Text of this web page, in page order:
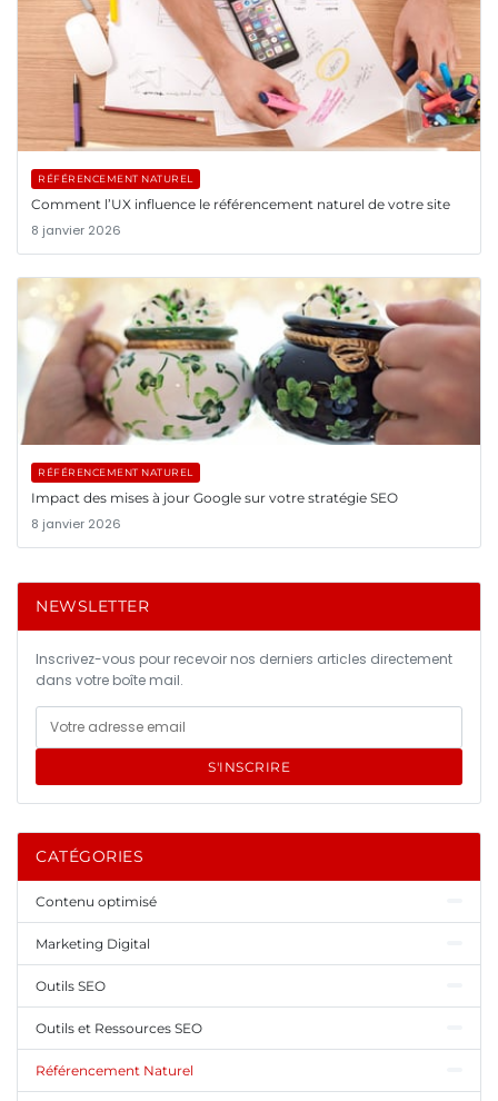
RÉFÉRENCEMENT NATUREL
Comment l’UX influence le référencement naturel de votre site
8 janvier 2026
RÉFÉRENCEMENT NATUREL
Impact des mises à jour Google sur votre stratégie SEO
8 janvier 2026
NEWSLETTER
Inscrivez-vous pour recevoir nos derniers articles directement
dans votre boîte mail.
S'INSCRIRE
CATÉGORIES
Contenu optimisé
Marketing Digital
Outils SEO
Outils et Ressources SEO
Référencement Naturel